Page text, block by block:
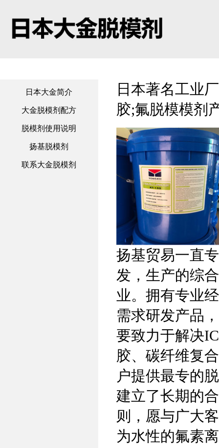
日本大金简介
大金脱模剂配方
脱模剂使用说明
扬基脱模剂
联系大金脱模剂
日本著名工业
胶;氟脱模模剂
扬基贸易一直
发，生产的综
业。拥有专业
需求研发产品
要致力于解决
胶、碳纤维复
户提供最专的
建立了长期的
则，愿与广大
为水性的氟素